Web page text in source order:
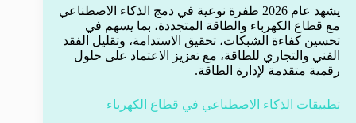
يشهد عام 2026 طفرة نوعية في دمج الذكاء الاصطناعي
مع قطاع الكهرباء والطاقة المتجددة، بما يسهم في
تحسين كفاءة الشبكات، تحقيق الاستدامة، وتقليل الفقد
الفني والتجاري للطاقة، مع تعزيز الاعتماد على حلول
رقمية متقدمة لإدارة الطاقة.
تطبيقات الذكاء الاصطناعي في قطاع الكهرباء